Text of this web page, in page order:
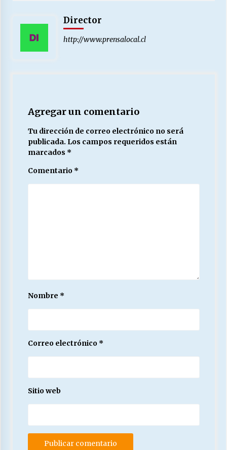
Director
http://www.prensalocal.cl
Agregar un comentario
Tu dirección de correo electrónico no será
publicada. Los campos requeridos están
marcados *
Comentario *
Nombre *
Correo electrónico *
Sitio web